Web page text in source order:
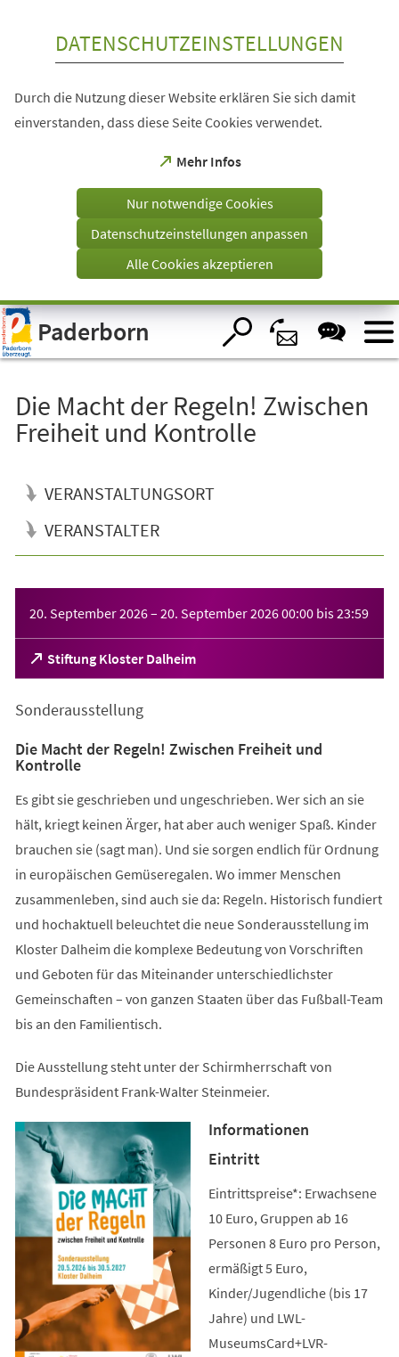
Visuelle
Assistenzsoftware
öffnen.
DATENSCHUTZEINSTELLUNGEN
Durch die Nutzung dieser Website erklären Sie sich damit
einverstanden, dass diese Seite Cookies verwendet.
Mehr Infos
(Öffnet
einem
Tab)
Nur notwendige Cookies
Datenschutzeinstellungen anpassen
Alle Cookies akzeptieren
Paderborn
Die Macht der Regeln! Zwischen
Freiheit und Kontrolle
VERANSTALTUNGSORT
VERANSTALTER
20. September 2026– 20. September 202600:00 bis23:59
Stiftung Kloster Dalheim
(Öffnet
in
neuen
Sonderausstellung
Die Macht der Regeln! Zwischen Freiheit und
Kontrolle
Es gibt sie geschrieben und ungeschrieben. Wer sich an sie
hält, kriegt keinen Ärger, hat aber auch weniger Spaß. Kinder
brauchen sie (sagt man). Und sie sorgen endlich für Ordnung
in europäischen Gemüseregalen. Wo immer Menschen
zusammenleben, sind auch sie da: Regeln. Historisch fundiert
und hochaktuell beleuchtet die neue Sonderausstellung im
Kloster Dalheim die komplexe Bedeutung von Vorschriften
und Geboten für das Miteinander unterschiedlichster
Gemeinschaften – von ganzen Staaten über das Fußball-Team
bis an den Familientisch.
Die Ausstellung steht unter der Schirmherrschaft von
Bundespräsident Frank-Walter Steinmeier.
Informationen
Eintritt
Eintrittspreise*: Erwachsene
10 Euro, Gruppen ab 16
Personen 8 Euro pro Person,
ermäßigt 5 Euro,
Kinder/Jugendliche (bis 17
Jahre) und LWL-
MuseumsCard+LVR-